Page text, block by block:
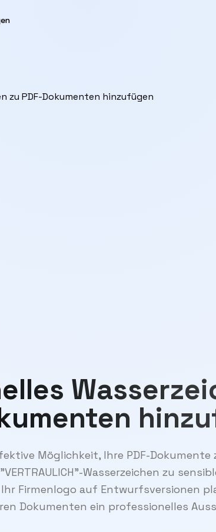
Möglichkeit, Ihre PDF-
Wasserzeichen zu
Firmenlogo auf Entwurfsversionen
Dokumenten ein professionelles